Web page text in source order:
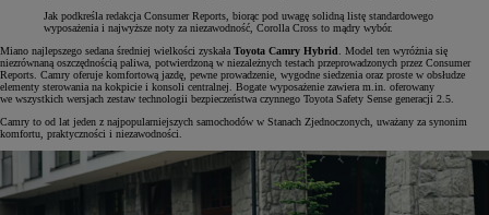
Jak podkreśla redakcja Consumer Reports, biorąc pod uwagę solidną listę standardowego
wyposażenia i najwyższe noty za niezawodność, Corolla Cross to mądry wybór.
Miano najlepszego sedana średniej wielkości zyskała Toyota Camry Hybrid . Model ten wyróżnia się
niezrównaną oszczędnością paliwa, potwierdzoną w niezależnych testach przeprowadzonych przez Consumer
Reports. Camry oferuje komfortową jazdę, pewne prowadzenie, wygodne siedzenia oraz proste w obsłudze
elementy sterowania na kokpicie i konsoli centralnej. Bogate wyposażenie zawiera m.in. oferowany
we wszystkich wersjach zestaw technologii bezpieczeństwa czynnego Toyota Safety Sense generacji 2.5.
Camry to od lat jeden z najpopularniejszych samochodów w Stanach Zjednoczonych, uważany za synonim
komfortu, praktyczności i niezawodności.